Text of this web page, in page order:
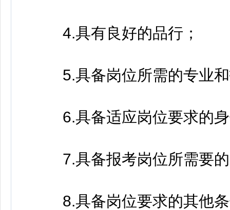
4.具有良好的品行；
5.具备岗位所需的专业和
6.具备适应岗位要求的身
7.具备报考岗位所需要的
8.具备岗位要求的其他条